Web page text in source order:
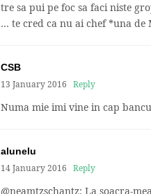
tre sa pui pe foc sa faci niste
… te cred ca nu ai chef *una de
CSB
13 January 2016
Reply
Numa mie imi vine in cap
alunelu
14 January 2016
Reply
@neamtzschantz: La soacra-